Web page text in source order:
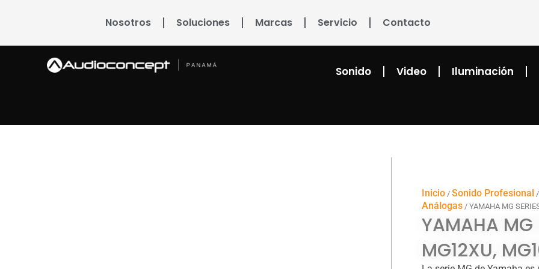
Nosotros Soluciones Marcas Servicio Contacto
Sonido Video Iluminación
Inicio/ Sonido Profesional /
Análogas/ YAMAHA MG
YAMAHA MG
MG12XU,